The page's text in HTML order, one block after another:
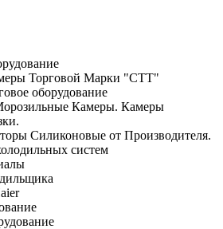
Торговой Марки "СТТ"
оборудование
Камеры. Камеры
Силиконовые от Производителя.
систем